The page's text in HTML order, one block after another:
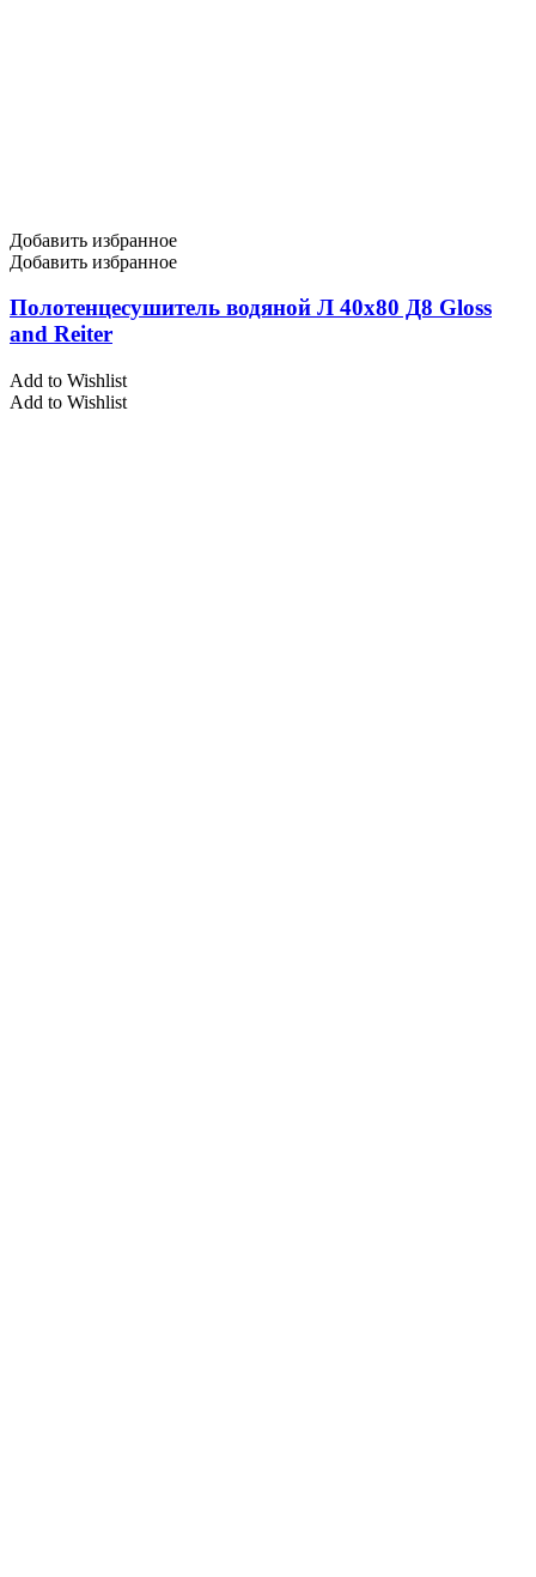
Добавить избранное
Добавить избранное
Полотенцесушитель водяной Л 40х80 Д8 Gloss
and Reiter
Add to Wishlist
Add to Wishlist